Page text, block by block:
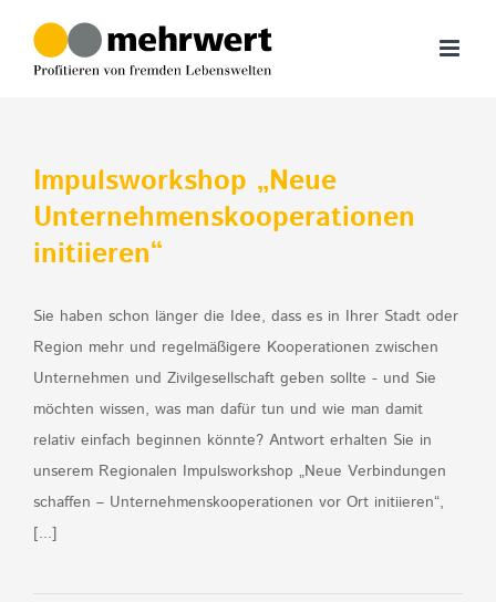
Inhalt
springen
Impulsworkshop „Neue
Unternehmenskooperationen
initiieren“
Sie haben schon länger die Idee, dass es in Ihrer Stadt oder
Region mehr und regelmäßigere Kooperationen zwischen
Unternehmen und Zivilgesellschaft geben sollte - und Sie
möchten wissen, was man dafür tun und wie man damit
relativ einfach beginnen könnte? Antwort erhalten Sie in
unserem Regionalen Impulsworkshop „Neue Verbindungen
schaffen – Unternehmenskooperationen vor Ort initiieren“,
[...]